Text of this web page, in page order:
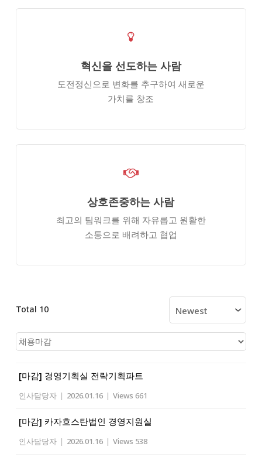
혁신을 선도하는 사람
도전정신으로 변화를​ 추구하여 새로운
가치를​ 창조
상호존중하는 사람
최고의 팀워크를 위해​ 자유롭고 원활한
소통으로​ 배려하고 협업​
Total 10
[마감] 경영기획실 전략기획파트
인사담당자 | 2026.01.16 | Views 661
[마감] 카자흐스탄법인 경영지원실
인사담당자 | 2026.01.16 | Views 538